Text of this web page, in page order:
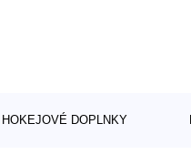
HOKEJOVÉ DOPLNKY